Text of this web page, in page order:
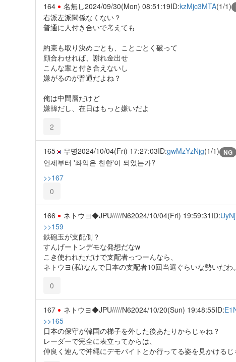
164 名無し2024/09/30(Mon) 08:51:19ID:kzMjc3MTA(1/1)
右派左派関係なくない？
普通に人付き合いで考えても
約束も取り決めごとも、ことごとく破って
顔合わせれば、謝れ金出せ
こんな輩と付き合えないし
嫌がるのが普通だよね？
俺は中間層だけど
嫌韓だし、在日はもっと嫌いだよ
2
165 무명2024/10/04(Fri) 17:27:03ID:gwMzYzNjg(1/1) NG
언제부터 '좌익은 친한'이 되었는가?
>>167
0
166 ネトウヨ◆JPU/////N62024/10/04(Fri) 19:59:31 ID:
>>159
鉄砲玉が支配側？
すんげートンデモな発想だなw
こき使われただけで支配者っつーんなら、
ネトウヨ(私)なんで日本の支配者10回当選ぐらいな勢いだわ。
0
167 ネトウヨ◆JPU/////N62024/10/20(Sun) 19:48:55ID:
>>165
日本の保守が韓国の梯子を外した後あたりからじゃね？
レーダーで完全に表立ってからは、
仲良く連んで沖縄にデモバイトとか行ってる姿を見かけるじ